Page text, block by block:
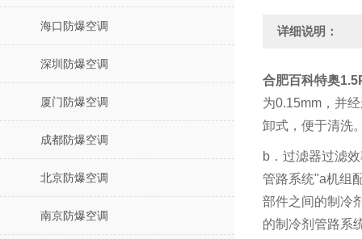
海口防爆空调
深圳防爆空调
厦门防爆空调
成都防爆空调
北京防爆空调
南京防爆空调
详细说明：
合肥百科特奥
为0.15mm ，并
卸式，便于清洗
b ．过滤器过滤
管路系统"a机组
部件之间的制冷
的制冷剂管路系